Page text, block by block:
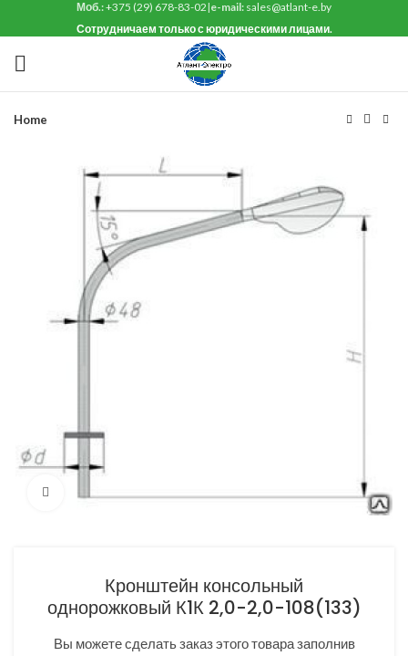
Моб.:+375 (29) 678-83-02 |e-mail: sales@atlant-e.by
Сотрудничаем только с юридическими лицами.
Home
Нажмите, чтобы увеличить
Кронштейн консольный
однорожковый К1К 2,0-2,0-108(133)
Вы можете сделать заказ этого товара заполнив